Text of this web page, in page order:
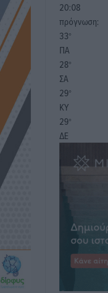
20:08
πρόγνωση:
33°
ΠΑ
28°
ΣΑ
29°
ΚΥ
29°
ΔΕ